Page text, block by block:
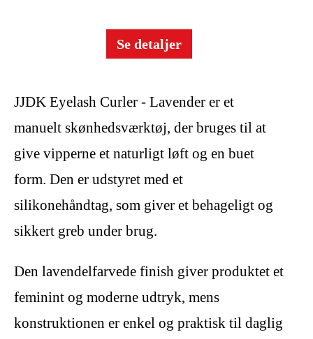
JJDK Eyelash Curler - Lavender er et
manuelt skønhedsværktøj, der bruges til at
give vipperne et naturligt løft og en buet
form. Den er udstyret med et
silikonehåndtag, som giver et behageligt og
sikkert greb under brug.
Den lavendelfarvede finish giver produktet et
feminint og moderne udtryk, mens
konstruktionen er enkel og praktisk til daglig
Se detaljer